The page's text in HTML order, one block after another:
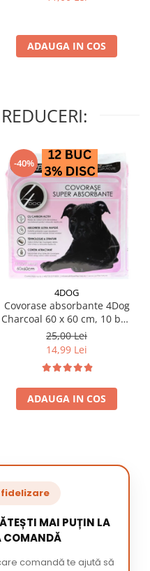
ADAUGA IN COS
-40%
4DOG
Covorase absorbante 4Dog
Charcoal 60 x 60 cm, 10 buc
/ pachet
25,00 Lei
14,99 Lei
ADAUGA IN COS
MAI PUȚIN LA
COMANDĂ
comandă te ajută să